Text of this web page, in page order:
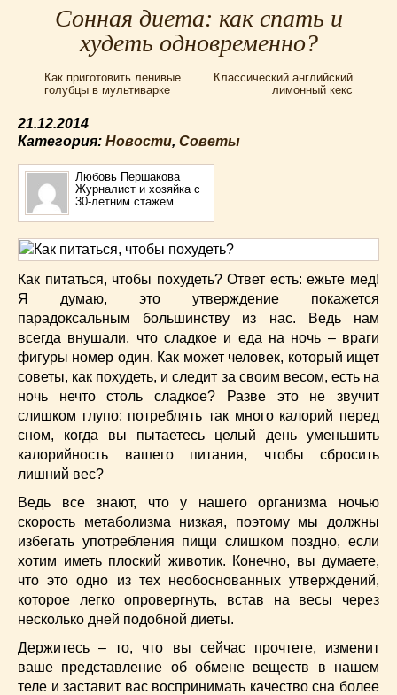
Для мультиварки Филипс(38)
Еврейская кухня(3)
Заготовки на зиму
Запеканки(25)
Итальянская кухня
Картошка
Каши(24)
Кексы (43)
Китайская кухня(15)
Лучшие(9)
Мексиканская кухня
Мясные блюда(119)
Напитки(4)
Немецкая кухня (10)
Необычные(49)
Низкокалорийные(33)
Новости(54)
О жизни (25)
Овощи (98)
Пасхальные(17)
Печенье(13)
Пироги (55)
Польская кухня
(21)
Простые
Русская кухня(81)
Сонная диета: как спать и
худеть одновременно?
Как приготовить ленивые
голубцы в мультиварке
Классический английский
лимонный кекс
21.12.2014
Категория: Новости, Советы
Любовь Першакова
Журналист и хозяйка с
30-летним стажем
Как питаться, чтобы похудеть? Ответ есть: ежьте мед!
Я думаю, это утверждение покажется
парадоксальным большинству из нас. Ведь нам
всегда внушали, что сладкое и еда на ночь – враги
фигуры номер один. Как может человек, который ищет
советы, как похудеть, и следит за своим весом, есть на
ночь нечто столь сладкое? Разве это не звучит
слишком глупо: потреблять так много калорий перед
сном, когда вы пытаетесь целый день уменьшить
калорийность вашего питания, чтобы сбросить
лишний вес?
Ведь все знают, что у нашего организма ночью
скорость метаболизма низкая, поэтому мы должны
избегать употребления пищи слишком поздно, если
хотим иметь плоский животик. Конечно, вы думаете,
что это одно из тех необоснованных утверждений,
которое легко опровергнуть, встав на весы через
несколько дней подобной диеты.
Держитесь – то, что вы сейчас прочтете, изменит
ваше представление об обмене веществ в нашем
теле и заставит вас воспринимать качество сна более